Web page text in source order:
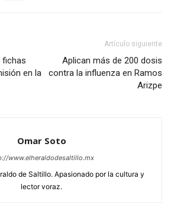
fichas
en la
Artículo siguiente
Aplican más de 200 dosis
contra la influenza en Ramos
Arizpe
Omar Soto
www.elheraldodesaltillo.mx
de Saltillo. Apasionado por la cultura y
lector voraz.